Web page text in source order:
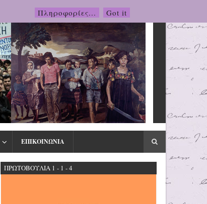
ΕΠΙΚΟΙΝΩΝΙΑ
ΠΡΩΤΟΒΟΥΛΙΑ 1 - 1 - 4
Πληροφορίες... Got it